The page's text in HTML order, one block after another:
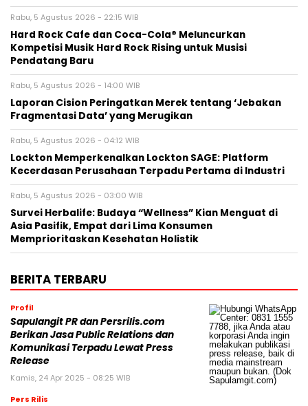
Rabu, 5 Agustus 2026 - 22:15 WIB
Hard Rock Cafe dan Coca-Cola® Meluncurkan
Kompetisi Musik Hard Rock Rising untuk Musisi
Pendatang Baru
Rabu, 5 Agustus 2026 - 14:00 WIB
Laporan Cision Peringatkan Merek tentang ‘Jebakan
Fragmentasi Data’ yang Merugikan
Rabu, 5 Agustus 2026 - 04:12 WIB
Lockton Memperkenalkan Lockton SAGE: Platform
Kecerdasan Perusahaan Terpadu Pertama di Industri
Rabu, 5 Agustus 2026 - 03:00 WIB
Survei Herbalife: Budaya “Wellness” Kian Menguat di
Asia Pasifik, Empat dari Lima Konsumen
Memprioritaskan Kesehatan Holistik
BERITA TERBARU
Profil
Sapulangit PR dan Persrilis.com
Berikan Jasa Public Relations dan
Komunikasi Terpadu Lewat Press
Release
Kamis, 24 Apr 2025 - 08:25 WIB
Pers Rilis